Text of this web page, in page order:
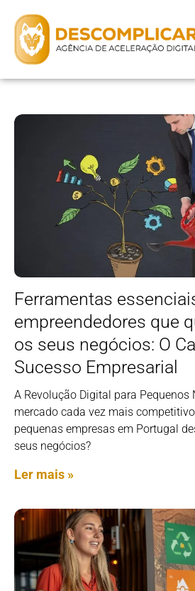
Ferramentas
empreendedores que
os seus negócios: O
Sucesso Empresarial
A Revolução Digital para Pequenos
mercado cada vez mais
pequenas empresas em Portugal
seus negócios?
Ler mais »